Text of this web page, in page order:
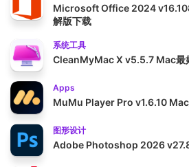
Microsoft Office 2024
解版下载
系统工具
CleanMyMac X v5.5.7 Mac最
Apps
MuMu Player Pro v1.6.10
图形设计
Adobe Photoshop 2026